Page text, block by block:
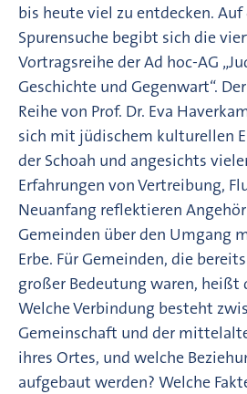
bis heute viel zu entdecken.
Spurensuche begibt sich die
Vortragsreihe der Ad hoc-AG
Geschichte und Gegenwart“.
Reihe von Prof. Dr. Eva
sich mit jüdischem kulturellen
der Schoah und angesichts
Erfahrungen von Vertreibung,
Neuanfang reflektieren
Gemeinden über den Umgang
Erbe. Für Gemeinden, die
großer Bedeutung waren, heißt
Welche Verbindung besteht
Gemeinschaft und der
ihres Ortes, und welche
aufgebaut werden? Welche